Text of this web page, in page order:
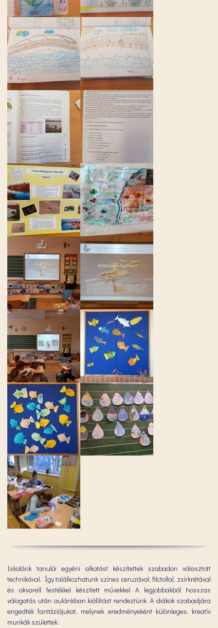
Iskolánk tanulói egyéni alkotást készítettek szabadon választott
technikával. Így találkozhatunk színes ceruzával, filctollal, zsírkrétával
és akvarell festékkel készített művekkel A legjobbakból hosszas
válogatás után aulánkban kiállítást rendeztünk. A diákok szabadjára
engedték fantáziájukat, melynek eredményeként különleges, kreatív
munkák születtek.